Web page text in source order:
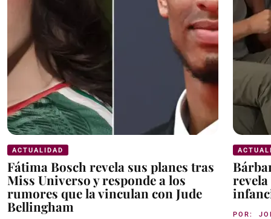
ACTUALIDAD
Fátima Bosch revela sus planes tras
Miss Universo y responde a los
rumores que la vinculan con Jude
Bellingham
POR: